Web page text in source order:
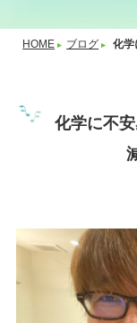
HOME ブログ 化学
化学に不